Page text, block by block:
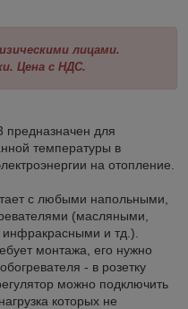
лицами.
Цена с НДС.
предназначен для
температуры в
на отопление.
с любыми напольными,
(масляными,
и тд.).
монтажа, его нужно
- в розетку
можно подключить
которых не